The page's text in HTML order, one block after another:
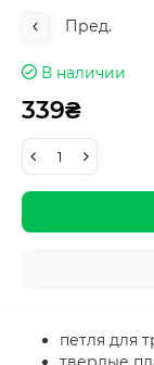
Пред.
В наличии
339₴
петля для